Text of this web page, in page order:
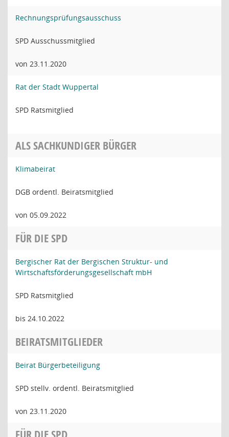
Rechnungsprüfungsausschuss
SPD Ausschussmitglied
von 23.11.2020
Rat der Stadt Wuppertal
SPD Ratsmitglied
ALS SACHKUNDIGER BÜRGER
Klimabeirat
DGB ordentl. Beiratsmitglied
von 05.09.2022
FÜR DIE SPD
Bergischer Rat der Bergischen Struktur- und
Wirtschaftsförderungsgesellschaft mbH
SPD Ratsmitglied
bis 24.10.2022
BEIRATSMITGLIEDER
Beirat Bürgerbeteiligung
SPD stellv. ordentl. Beiratsmitglied
von 23.11.2020